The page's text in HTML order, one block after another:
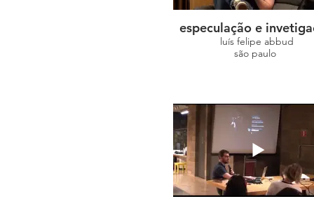
especulação e
luís felipe abbud
são paulo